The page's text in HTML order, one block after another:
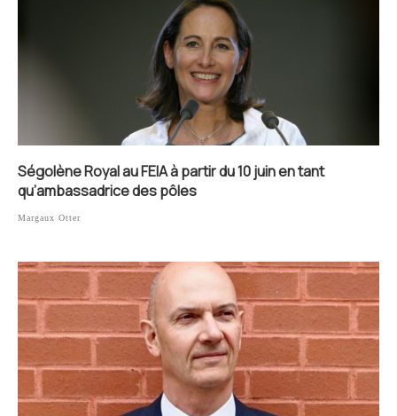
Ségolène Royal au FEIA à partir du 10 juin en tant
qu’ambassadrice des pôles
Margaux Otter